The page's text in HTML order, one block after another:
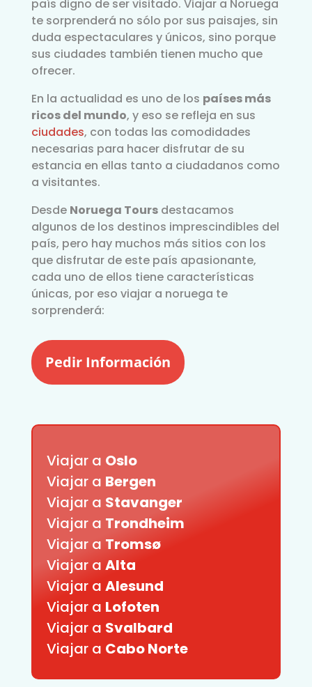
país digno de ser visitado. Viajar a Noruega
te sorprenderá no sólo por sus paisajes, sin
duda espectaculares y únicos, sino porque
sus ciudades también tienen mucho que
ofrecer.
En la actualidad es uno de los países más
ricos del mundo, y eso se refleja en sus
ciudades, con todas las comodidades
necesarias para hacer disfrutar de su
estancia en ellas tanto a ciudadanos como
a visitantes.
Desde Noruega Toursdestacamos
algunos de los destinos imprescindibles del
país, pero hay muchos más sitios con los
que disfrutar de este país apasionante,
cada uno de ellos tiene características
únicas, por eso viajar a noruega te
sorprenderá:
Pedir Información
Viajar a Oslo
Viajar a Bergen
Viajar a Stavanger
Viajar a Trondheim
Viajar a Tromsø
Viajar a Alta
Viajar a Alesund
Viajar a Lofoten
Viajar a Svalbard
Viajar a Cabo Norte